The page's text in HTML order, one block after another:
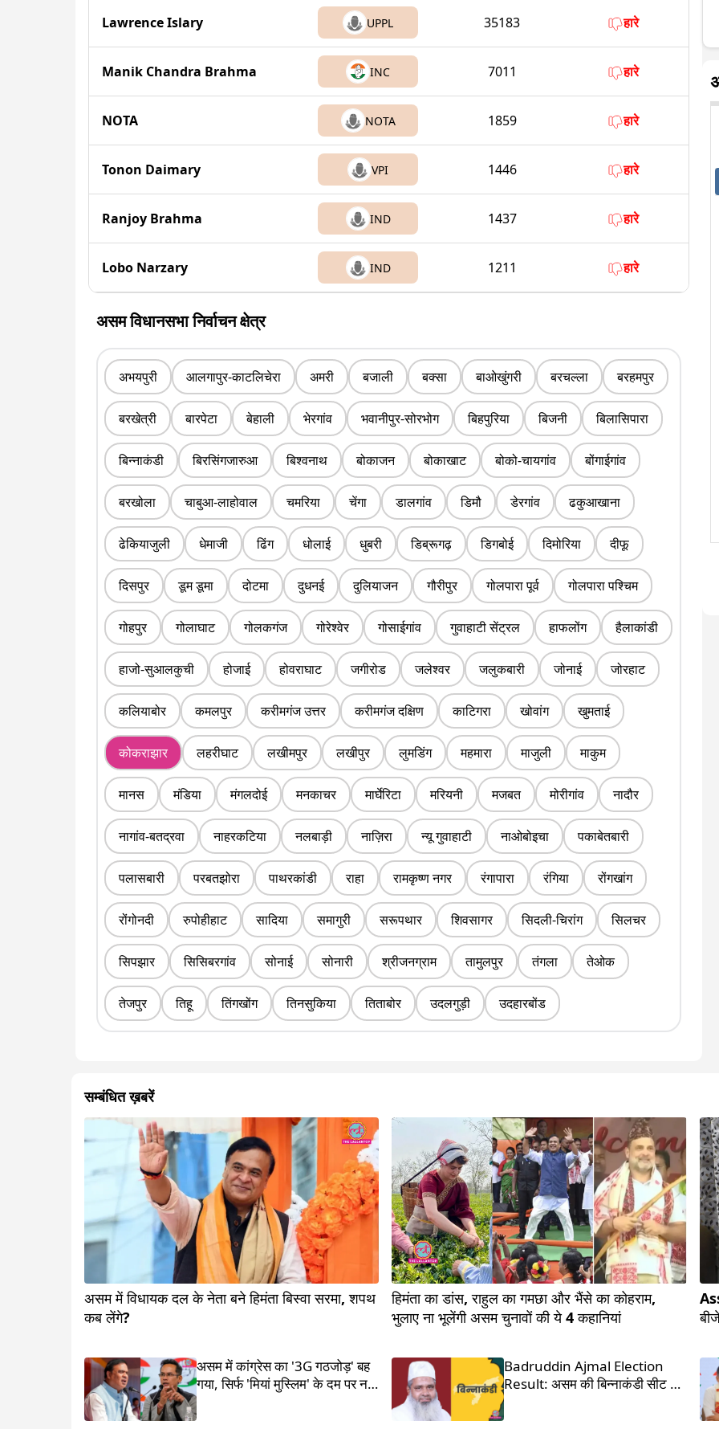
Lawrence Islary UPPL 35183 हारे
Manik Chandra Brahma INC 7011 हारे
NOTA NOTA 1859 हारे
Tonon Daimary VPI 1446 हारे
Ranjoy Brahma IND 1437 हारे
Lobo Narzary IND 1211 हारे
असम विधानसभा निर्वाचन क्षेत्र
अभयपुरी आलगापुर-काटलिचेरा अमरी बजाली बक्सा बाओखुंगरी बरचल्ला बरहमपुर
बरखेत्री बारपेटा बेहाली भेरगांव भवानीपुर-सोरभोग बिहपुरिया बिजनी बिलासिपारा
बिन्नाकंडी बिरसिंगजारुआ बिश्वनाथ बोकाजन बोकाखाट बोको-चायगांव बोंगाईगांव
बरखोला चाबुआ-लाहोवाल चमरिया चेंगा डालगांव डिमौ डेरगांव ढकुआखाना
ढेकियाजुली धेमाजी ढिंग धोलाई धुबरी डिब्रूगढ़ डिगबोई दिमोरिया दीफू
दिसपुर डूम डूमा दोटमा दुधनई दुलियाजन गौरीपुर गोलपारा पूर्व गोलपारा पश्चिम
गोहपुर गोलाघाट गोलकगंज गोरेश्वेर गोसाईगांव गुवाहाटी सेंट्रल हाफलोंग हैलाकांडी
हाजो-सुआलकुची होजाई होवराघाट जगीरोड जलेश्वर जलुकबारी जोनाई जोरहाट
कलियाबोर कमलपुर करीमगंज उत्तर करीमगंज दक्षिण काटिगरा खोवांग खुमताई
कोकराझार लहरीघाट लखीमपुर लखीपुर लुमडिंग महमारा माजुली माकुम
मानस मंडिया मंगलदोई मनकाचर मार्घेरिटा मरियनी मजबत मोरीगांव नादौर
नागांव-बतद्रवा नाहरकटिया नलबाड़ी नाज़िरा न्यू गुवाहाटी नाओबोइचा पकाबेतबारी
पलासबारी परबतझोरा पाथरकांडी राहा रामकृष्ण नगर रंगापारा रंगिया रोंगखांग
रोंगोनदी रुपोहीहाट सादिया समागुरी सरूपथार शिवसागर सिदली-चिरांग सिलचर
सिपझार सिसिबरगांव सोनाई सोनारी श्रीजनग्राम तामुलपुर तंगला तेओक
तेजपुर तिहू तिंगखोंग तिनसुकिया तिताबोर उदलगुड़ी उदहारबोंड
सम्बंधित ख़बरें
असम में विधायक दल के नेता बने हिमंता बिस्वा सरमा, शपथ
कब लेंगे?
हिमंता का डांस, राहुल का गमछा और भैंसे का कोहराम,
भुलाए ना भूलेंगी असम चुनावों की ये 4 कहानियां
असम में कांग्रेस का '3G गठजोड़' बह
गया, सिर्फ 'मियां मुस्लिम' के दम पर नहीं
Badruddin Ajmal Election
Result: असम की बिन्नाकंडी सीट से